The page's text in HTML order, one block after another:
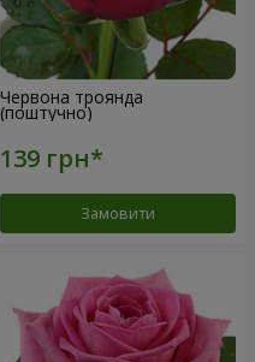
Червона троянда
(поштучно)
Замовити